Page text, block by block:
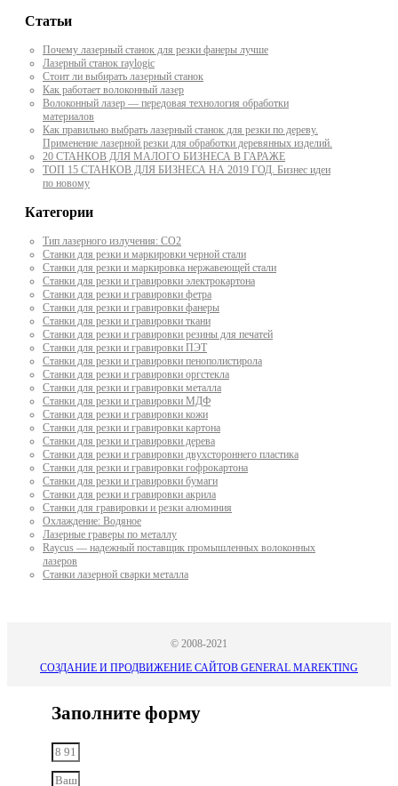
Статьи
Почему лазерный станок для резки фанеры лучше
Лазерный станок raylogic
Стоит ли выбирать лазерный станок
Как работает волоконный лазер
Волоконный лазер — передовая технология обработки
материалов
Как правильно выбрать лазерный станок для резки по дереву.
Применение лазерной резки для обработки деревянных изделий.
20 СТАНКОВ ДЛЯ МАЛОГО БИЗНЕСА В ГАРАЖЕ
ТОП 15 СТАНКОВ ДЛЯ БИЗНЕСА НА 2019 ГОД. Бизнес идеи
по новому
Категории
Тип лазерного излучения: СО2
Станки для резки и маркировки черной стали
Станки для резки и маркировка нержавеющей стали
Станки для резки и гравировки электрокартона
Станки для резки и гравировки фетра
Станки для резки и гравировки фанеры
Станки для резки и гравировки ткани
Станки для резки и гравировки резины для печатей
Станки для резки и гравировки ПЭТ
Станки для резки и гравировки пенополистирола
Станки для резки и гравировки оргстекла
Станки для резки и гравировки металла
Станки для резки и гравировки МДФ
Станки для резки и гравировки кожи
Станки для резки и гравировки картона
Станки для резки и гравировки дерева
Станки для резки и гравировки двухстороннего пластика
Станки для резки и гравировки гофрокартона
Станки для резки и гравировки бумаги
Станки для резки и гравировки акрила
Станки для гравировки и резки алюминия
Охлаждение: Водяное
Лазерные граверы по металлу
Raycus — надежный поставщик промышленных волоконных
лазеров
Cтанки лазерной сварки металла
© 2008-2021
СОЗДАНИЕ И ПРОДВИЖЕНИЕ САЙТОВ GENERAL MAREKTING
Заполните форму